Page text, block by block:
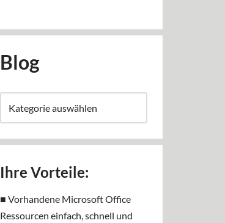
Blog
Ihre Vorteile:
■ Vorhandene Microsoft Office
Ressourcen einfach, schnell und